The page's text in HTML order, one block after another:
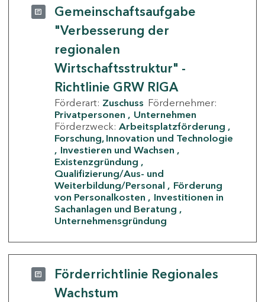
Gemeinschaftsaufgabe
"Verbesserung der
regionalen
Wirtschaftsstruktur" -
Richtlinie GRW RIGA
Förderart: Zuschuss Fördernehmer:
Privatpersonen
Unternehmen
Förderzweck: Arbeitsplatzförderung
Forschung, Innovation und Technologie
Investieren und Wachsen
Existenzgründung
Qualifizierung/Aus- und
Weiterbildung/Personal
Förderung
von Personalkosten
Investitionen in
Sachanlagen und Beratung
Unternehmensgründung
Förderrichtlinie Regionales
Wachstum